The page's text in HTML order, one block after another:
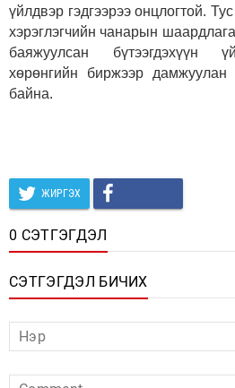
үйлдвэр гэдгээрээ онцлогтой.
хэрэглэгчийн чанарын
баяжуулсан бүтээгдэхүүн
хөрөнгийн биржээр
байна.
ЖИРГЭХ
0 СЭТГЭГДЭЛ
СЭТГЭГДЭЛ БИЧИХ